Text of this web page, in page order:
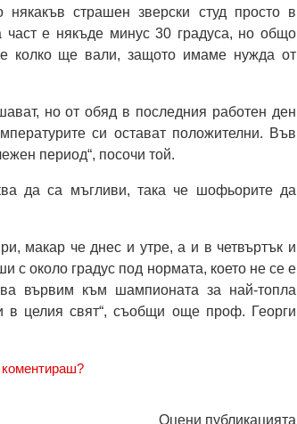
страшен зверски студ просто в
е някъде минус 30 градуса, но общо
колко ще вали, защото имаме нужда от
но от обяд в последния работен ден
си остават положителни. Във
период“, посочи той.
да са мъгливи, така че шофьорите да
макар че днес и утре, а и в четвъртък и
с около градус под нормата, което не се е
вървим към шампионата за най-топла
целия свят“, съобщи още проф. Георги
Оцени публикацията